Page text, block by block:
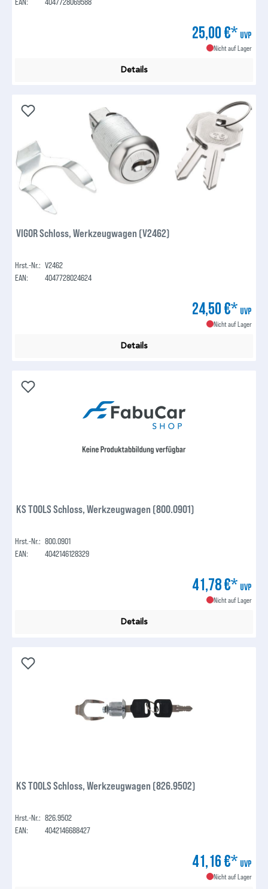
25,00 €* UVP
Nicht auf Lager
Details
VIGOR Schloss, Werkzeugwagen (V2462)
Hrst.-Nr.: V2462
EAN:
4047728024624
24,50 €* UVP
Nicht auf Lager
Details
KS TOOLS Schloss, Werkzeugwagen (800.0901)
Hrst.-Nr.: 800.0901
EAN:
4042146128329
41,78 €* UVP
Nicht auf Lager
Details
KS TOOLS Schloss, Werkzeugwagen (826.9502)
Hrst.-Nr.: 826.9502
EAN:
4042146688427
41,16 €* UVP
Nicht auf Lager